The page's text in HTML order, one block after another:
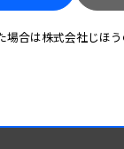
合は株式会社じほう